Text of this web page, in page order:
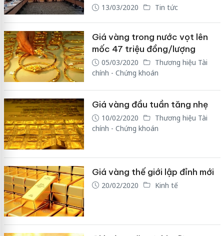
13/03/2020 Tin tức
Giá vàng trong nước vọt lên
mốc 47 triệu đồng/lượng
05/03/2020
Thương hiệu Tài
chính - Chứng khoán
Giá vàng đầu tuần tăng nhẹ
10/02/2020
Thương hiệu Tài
chính - Chứng khoán
Giá vàng thế giới lập đỉnh mới
20/02/2020 Kinh tế